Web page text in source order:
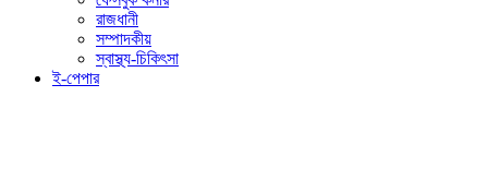
রাজধানী
সম্পাদকীয়
স্বাস্থ্য-চিকিৎসা
ই-পেপার